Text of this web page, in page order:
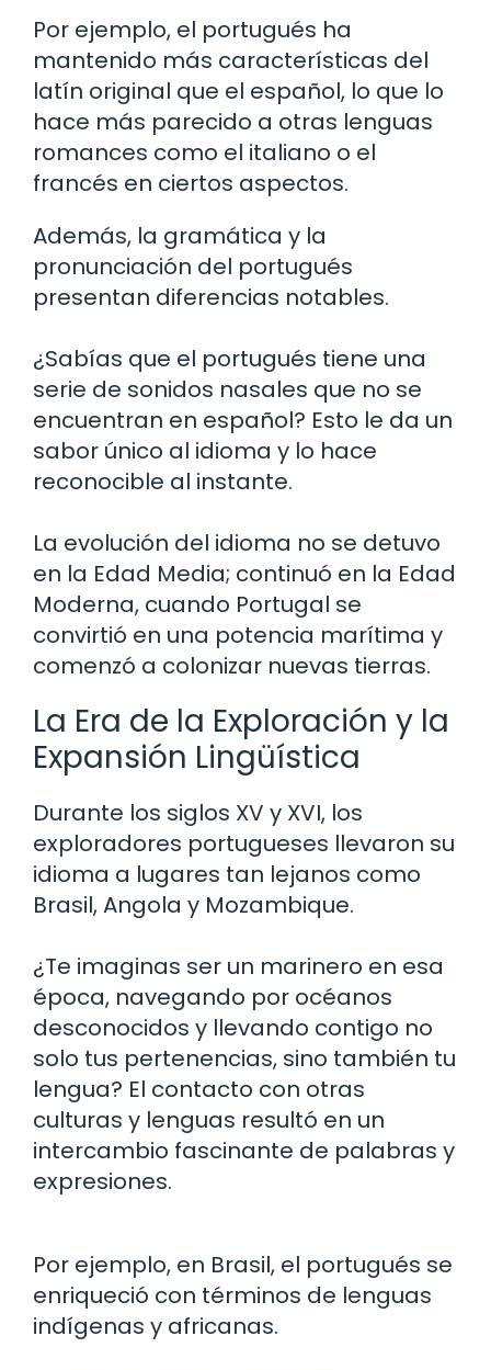
Por ejemplo, el portugués ha
mantenido más características del
latín original que el español, lo que lo
hace más parecido a otras lenguas
romances como el italiano o el
francés en ciertos aspectos.
Además, la gramática y la
pronunciación del portugués
presentan diferencias notables.
¿Sabías que el portugués tiene una
serie de sonidos nasales que no se
encuentran en español? Esto le da un
sabor único al idioma y lo hace
reconocible al instante.
La evolución del idioma no se detuvo
en la Edad Media; continuó en la Edad
Moderna, cuando Portugal se
convirtió en una potencia marítima y
comenzó a colonizar nuevas tierras.
La Era de la Exploración y la
Expansión Lingüística
Durante los siglos XV y XVI, los
exploradores portugueses llevaron su
idioma a lugares tan lejanos como
Brasil, Angola y Mozambique.
¿Te imaginas ser un marinero en esa
época, navegando por océanos
desconocidos y llevando contigo no
solo tus pertenencias, sino también tu
lengua? El contacto con otras
culturas y lenguas resultó en un
intercambio fascinante de palabras y
expresiones.
Por ejemplo, en Brasil, el portugués se
enriqueció con términos de lenguas
indígenas y africanas.